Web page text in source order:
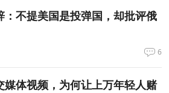
不提美国是投弹国，却批评俄
6
体视频，为何让上万年轻人赌